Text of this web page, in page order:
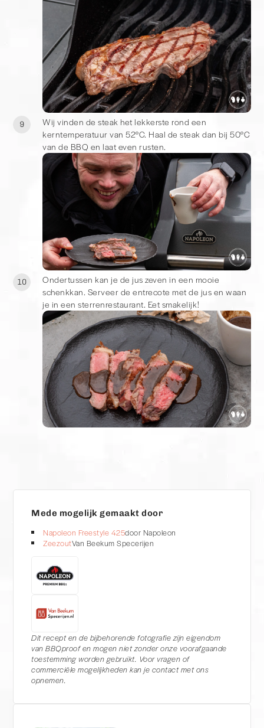
9
Wij vinden de steak het lekkerste rond een
kerntemperatuur van 52°C. Haal de steak dan bij 50°C
van de BBQ en laat even rusten.
10
Ondertussen kan je de jus zeven in een mooie
schenkkan. Serveer de entrecote met de jus en waan
je in een sterrenrestaurant. Eet smakelijk!
Mede mogelijk gemaakt door
Napoleon Freestyle 425door Napoleon
ZeezoutVan Beekum Specerijen
Dit recept en de bijbehorende fotografie zijn eigendom
van BBQproof en mogen niet zonder onze voorafgaande
toestemming worden gebruikt. Voor vragen of
commerciële mogelijkheden kan je contact met ons
opnemen.